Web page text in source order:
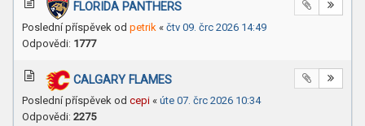
FLORIDA PANTHERS
Poslední příspěvek od petrik « čtv 09. črc 2026 14:49
Odpovědi: 1777
CALGARY FLAMES
Poslední příspěvek od cepi « úte 07. črc 2026 10:34
Odpovědi: 2275